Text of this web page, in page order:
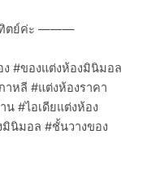
ทิตย์ค่ะ ———
#ของแต่งห้องมินิมอล
าหลี #แต่งห้องราคา
#ไอเดียแต่งห้อง
นิมอล #ชั้นวางของ